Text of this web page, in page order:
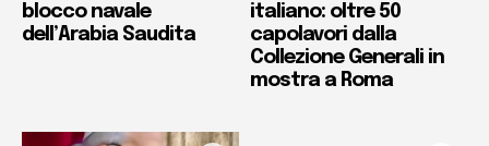
blocco navale
dell’Arabia Saudita
italiano: oltre 50
capolavori dalla
Collezione Generali in
mostra a Roma